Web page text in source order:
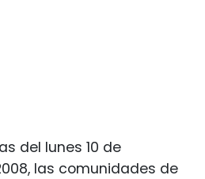
del lunes 10 de
las comunidades de